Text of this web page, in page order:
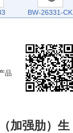
BW-26331-CK
品
加强肋）生